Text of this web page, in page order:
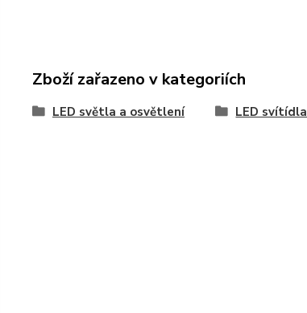
Zboží zařazeno v kategoriích
LED světla a osvětlení LED svítídla